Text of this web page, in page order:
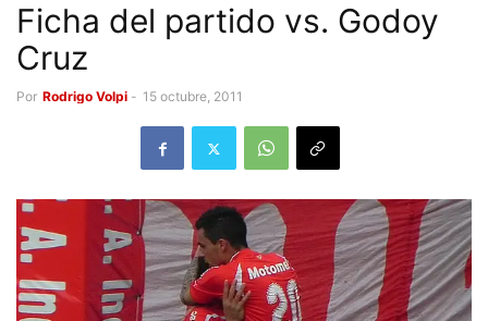
Ficha del partido vs. Godoy
Cruz
Por Rodrigo Volpi - 15 octubre, 2011